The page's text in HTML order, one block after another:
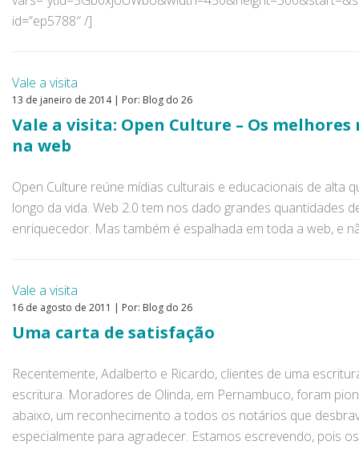
id=”ep5788″ /]
Vale a visita
13 de janeiro de 2014 | Por: Blog do 26
Vale a visita: Open Culture – Os
na web
Open Culture reúne mídias culturais e educacionais de alta
longo da vida. Web 2.0 tem nos dado grandes quantidades
enriquecedor. Mas também é espalhada em toda a web, e
Vale a visita
16 de agosto de 2011 | Por: Blog do 26
Uma carta de satisfação
Recentemente, Adalberto e Ricardo, clientes de uma
escritura. Moradores de Olinda, em Pernambuco, foram
abaixo, um reconhecimento a todos os notários que
especialmente para agradecer. Estamos escrevendo, pois